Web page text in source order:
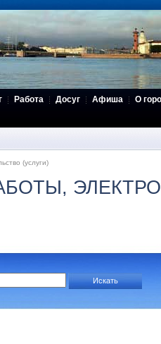
Работа Досуг Афиша О
(услуги)